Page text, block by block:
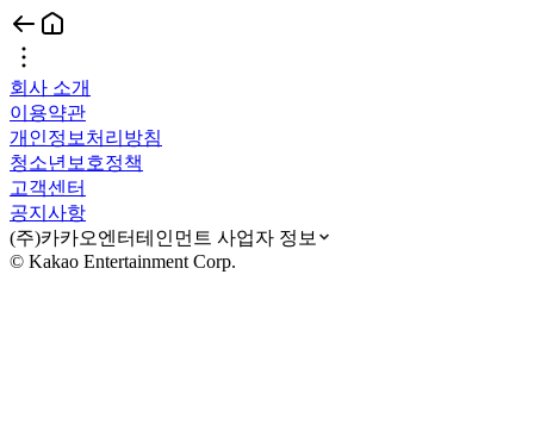
회사 소개
이용약관
개인정보처리방침
청소년보호정책
고객센터
공지사항
(주)카카오엔터테인먼트 사업자 정보
© Kakao Entertainment Corp.